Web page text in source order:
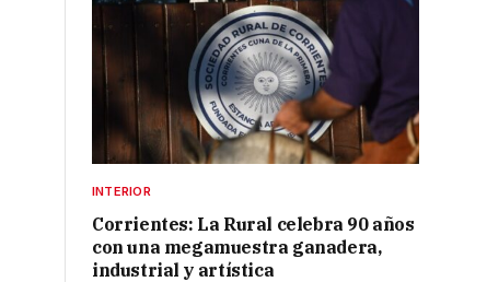
INTERIOR
Corrientes: La Rural celebra 90 años
con una megamuestra ganadera,
industrial y artística